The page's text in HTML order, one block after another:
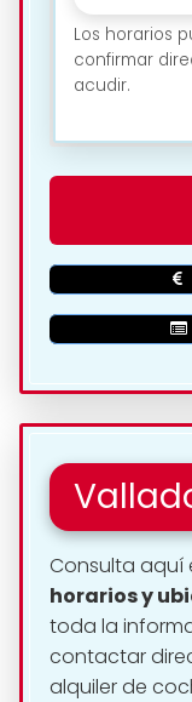
Los horarios
confirmar
acudir.
🗺️
Consulta aquí
horarios y
toda la
contactar
alquiler de